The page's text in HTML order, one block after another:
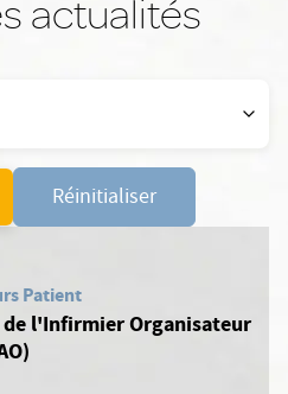
actualités
Réinitialiser
Patient
de l'Infirmier Organisateur